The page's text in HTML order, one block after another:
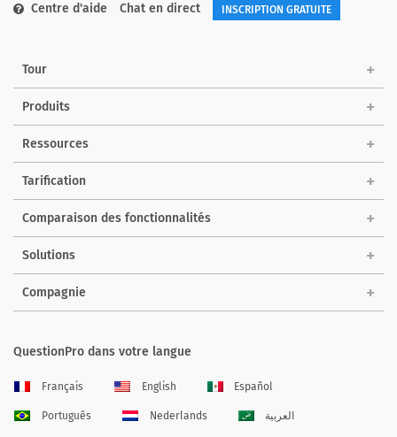
Centre d'aide Chat en direct INSCRIPTION GRATUITE
Tour
Produits
Ressources
Tarification
Comparaison des fonctionnalités
Solutions
Compagnie
QuestionPro dans votre langue
Français English Español
Português Nederlands العربية